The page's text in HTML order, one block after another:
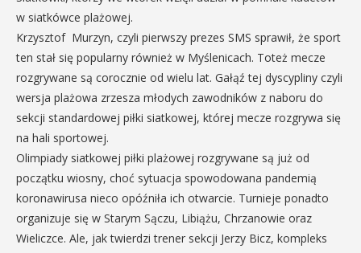
w siatkówce plażowej.
Krzysztof Murzyn, czyli pierwszy prezes SMS sprawił, że sport
ten stał się popularny również w Myślenicach. Toteż mecze
rozgrywane są corocznie od wielu lat. Gałąź tej dyscypliny czyli
wersja plażowa zrzesza młodych zawodników z naboru do
sekcji standardowej piłki siatkowej, której mecze rozgrywa się
na hali sportowej.
Olimpiady siatkowej piłki plażowej rozgrywane są już od
początku wiosny, choć sytuacja spowodowana pandemią
koronawirusa nieco opóźniła ich otwarcie. Turnieje ponadto
organizuje się w Starym Sączu, Libiążu, Chrzanowie oraz
Wieliczce. Ale, jak twierdzi trener sekcji Jerzy Bicz, kompleks